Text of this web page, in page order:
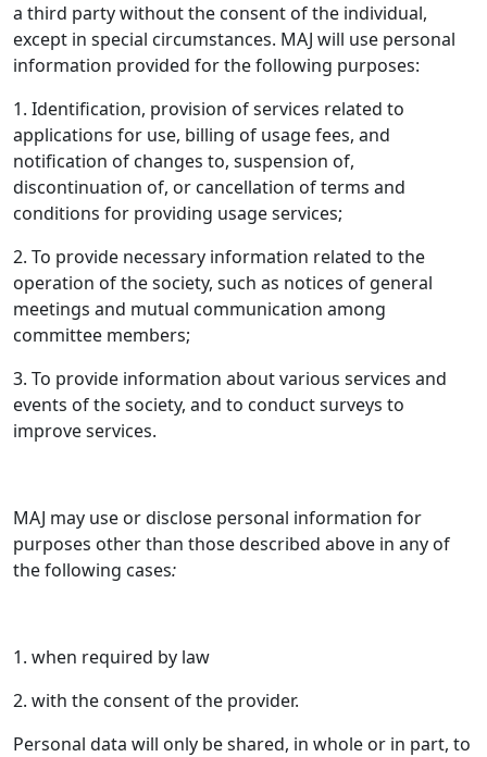
a third party without the consent of the individual,
except in special circumstances. MAJ will use personal
information provided for the following purposes:
1. Identification, provision of services related to
applications for use, billing of usage fees, and
notification of changes to, suspension of,
discontinuation of, or cancellation of terms and
conditions for providing usage services;
2. To provide necessary information related to the
operation of the society, such as notices of general
meetings and mutual communication among
committee members;
3. To provide information about various services and
events of the society, and to conduct surveys to
improve services.
MAJ may use or disclose personal information for
purposes other than those described above in any of
the following cases:
1. when required by law
2. with the consent of the provider.
Personal data will only be shared, in whole or in part, to